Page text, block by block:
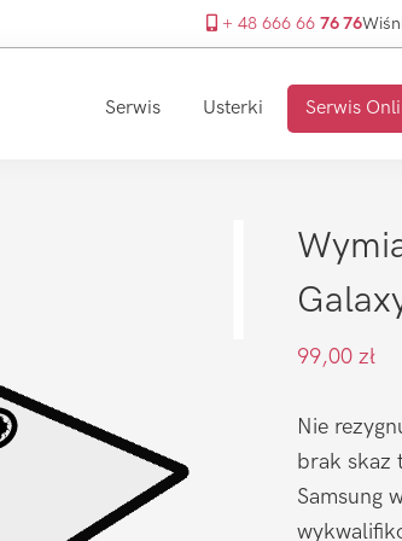
+ 48 666 66 76 76
Serwis Usterki Serwis
99,00 zł
Nie
brak skaz
Samsung